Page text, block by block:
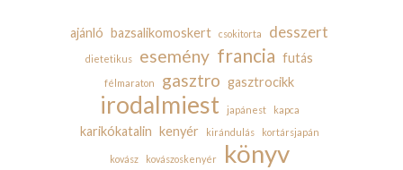
ajánló bazsalikomoskert csokitorta desszert
dietetikus esemény francia futás
félmaraton gasztro gasztrocikk
irodalmiest japánest kapca
karikókatalin kenyér kirándulás kortársjapán
kovász kovászoskenyér könyv